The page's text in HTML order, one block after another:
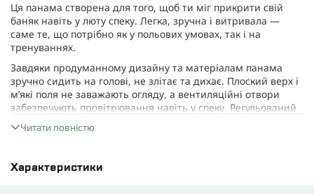
Ця панама створена для того, щоб ти міг прикрити свій
баняк навіть у люту спеку. Легка, зручна і витривала —
саме те, що потрібно як у польових умовах, так і на
тренуваннях.
Завдяки продуманному дизайну та матеріалам панама
зручно сидить на голові, не злітає та дихає. Плоский верх і
м’які поля не заважають огляду, а вентиляційні отвори
забезпечують провітрювання навіть у спеку. Регульований
ремінець підборіддя тримає її на місці, навіть коли вітер
вирішить побешкетувати.
дає баланс міцності та комфорту. Панаму можна придбати
Читати повністю
Характеристики